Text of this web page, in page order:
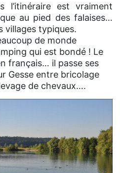
l’itinéraire est vraiment
au pied des falaises…
villages typiques.
de monde
qui est bondé ! Le
français… il passe ses
Gesse entre bricolage
de chevaux….